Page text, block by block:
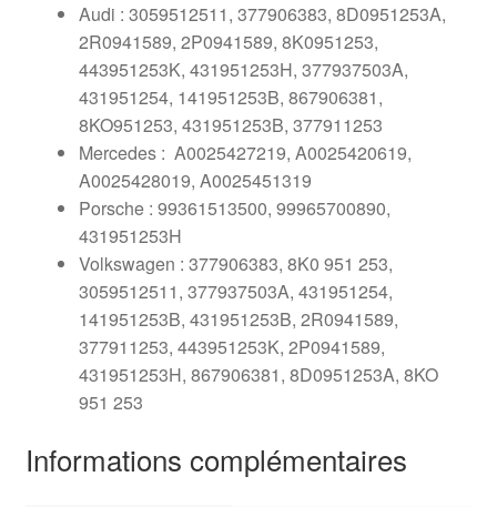
Audi : 3059512511, 377906383, 8D0951253A,
2R0941589, 2P0941589, 8K0951253,
443951253K, 431951253H, 377937503A,
431951254, 141951253B, 867906381,
8KO951253, 431951253B, 377911253
Mercedes : A0025427219, A0025420619,
A0025428019, A0025451319
Porsche : 99361513500, 99965700890,
431951253H
Volkswagen : 377906383, 8K0 951 253,
3059512511, 377937503A, 431951254,
141951253B, 431951253B, 2R0941589,
377911253, 443951253K, 2P0941589,
431951253H, 867906381, 8D0951253A, 8KO
951 253
Informations complémentaires